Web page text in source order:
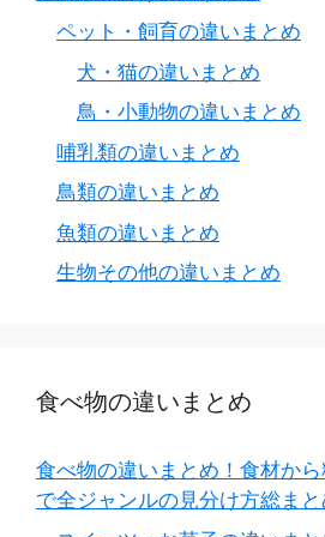
ペット・飼育の違いまとめ
犬・猫の違いまとめ
鳥・小動物の違いまとめ
哺乳類の違いまとめ
鳥類の違いまとめ
魚類の違いまとめ
生物その他の違いまとめ
食べ物の違いまとめ
食べ物の違いまとめ！食材か
で全ジャンルの見分け方総まと